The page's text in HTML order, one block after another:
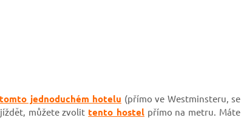
jednoduchém hotelu (přímo ve Westminsteru, se
můžete zvolit tento hostelpřímo na metru. Máte